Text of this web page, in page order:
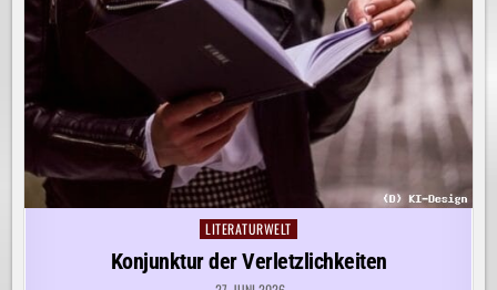
Posted
LITERATURWELT
Konjunktur der Verletzlichkeiten